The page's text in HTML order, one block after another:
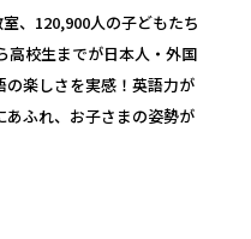
、120,900人の子どもたち
校生までが日本人・外国
の楽しさを実感！英語力が
ふれ、お子さまの姿勢が